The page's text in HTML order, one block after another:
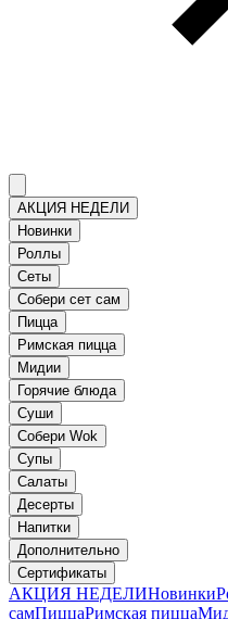
АКЦИЯ НЕДЕЛИ
Новинки
Роллы
Сеты
Собери сет сам
Пицца
Римская пицца
Мидии
Горячие блюда
Суши
Собери Wok
Супы
Салаты
Десерты
Напитки
Дополнительно
Сертификаты
АКЦИЯ НЕДЕЛИНовинки
самПиццаРимская пицца